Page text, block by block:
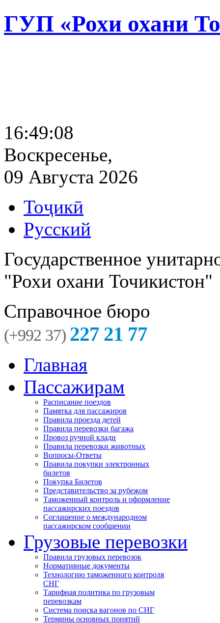
ГУП «Рохи охани
16:49:09
Воскресенье,
09 Августа 2026
Тоҷикӣ
Русский
Государственное
"Рохи охани Точикистон"
Справочное бюро
(+992 37) 227 21 77
Главная
Пассажирам
Расписание поездов
Памятка для пассажиров
Правила проезда детей
Правила перевозки багажа
Провоз ручной клади
Правила перевозки животных
Вопросы-Ответы
Правила покупки электронных
билетов
Покупка Билетов
Представительство за рубежом
Таможенный контроль и оформление
пассажирских поездов
Соглашение о международном
пассажирском сообщении
Грузовые перевозки
Правила грузовых перевозок
Нормативные документы
Технологию таможенного контроля
СНГ
Тарифная политика по грузовым
перевозкам
Система поиска вагонов по СНГ
Термины основных понятий